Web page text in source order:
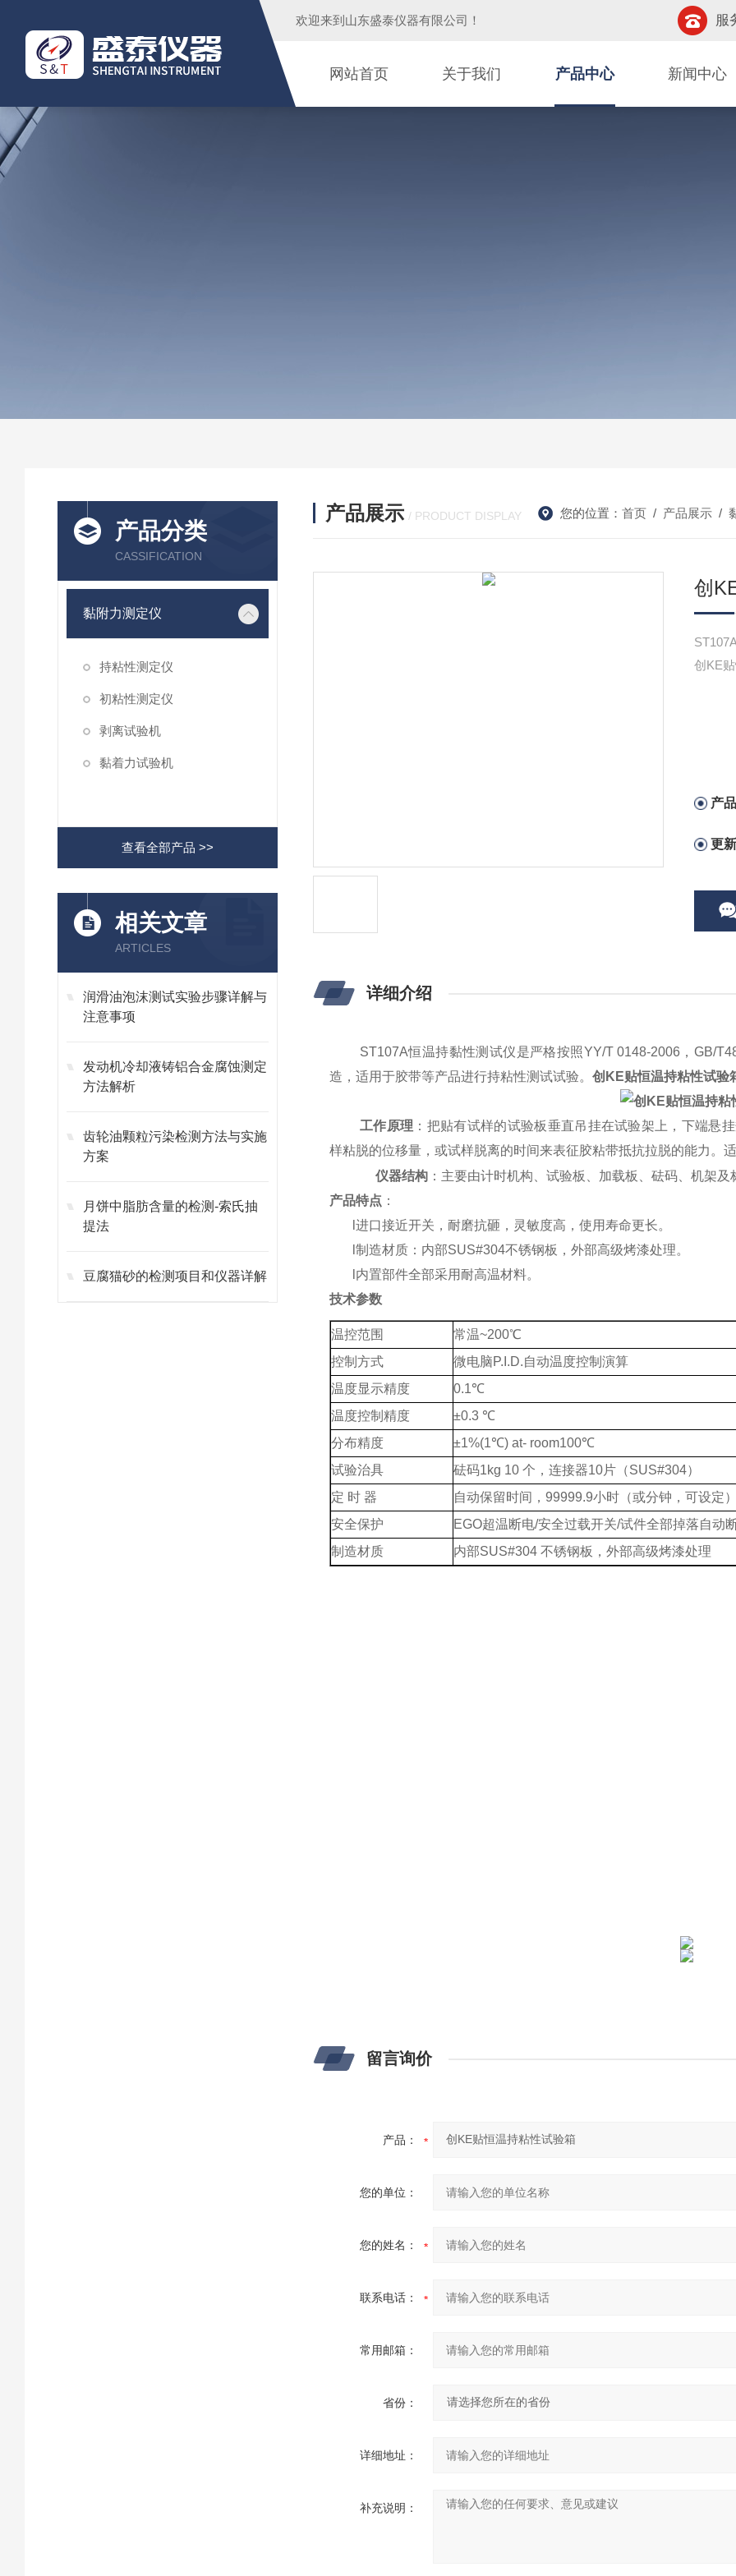
欢迎来到 山东盛泰仪器有限公司 ！ 服
网站首页 关于我们 产品中心 新闻中心
产品分类
CASSIFICATION
黏附力测定仪
持粘性测定仪
初粘性测定仪
剥离试验机
黏着力试验机
查看全部产品 >>
相关文章
ARTICLES
润滑油泡沫测试实验步骤详解与
注意事项
发动机冷却液铸铝合金腐蚀测定
方法解析
齿轮油颗粒污染检测方法与实施
方案
月饼中脂肪含量的检测-索氏抽
提法
豆腐猫砂的检测项目和仪器详解
产品展示 / PRODUCT DISPLAY 您的位置： 首页/ 产品展示/
创
创KE
产
更
详细介绍
ST107A恒温持黏性测试仪是严格按照YY/T 0148-2006 ， GB/
造，适用于胶带等产品进行持粘性测试试验。创KE贴恒温持粘性试验
工作原理 ：把贴有试样的试验板垂直吊挂在试验架上，下端悬
样粘脱的位移量，或试样脱离的时间来表征胶粘带抵抗拉脱的能力 。
仪器结构 ：主要由计时机构、试验板、加载板、砝码、机架
产品特点 ：
l进口接近开关，耐磨抗砸，灵敏度高，使用寿命更长。
l制造材质：内部SUS#304不锈钢板，外部高级烤漆处理。
内置部件全部采用耐高温材料。
技术参数
温控范围 常温~200℃
控制方式
微电脑P.I.D.自动温度控制演算
温度显示精度
0.1℃
温度控制精度
±0.3 ℃
分布精度
±1%(1℃) at- room100℃
试验治具
砝码1kg 10 个，连接器10片（SUS#304）
定 时 器 自动保留时间，99999.9小时（或分钟，可设定
安全保护
EGO超温断电/安全过载开关/试件全部掉落自动
制造材质
内部SUS#304 不锈钢板，外部高级烤漆处理
留言询价
产品：
您的单位：
您的姓名：
联系电话：
常用邮箱：
省份：
详细地址：
补充说明：